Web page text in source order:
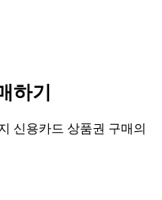
하기
신용카드 상품권 구매의